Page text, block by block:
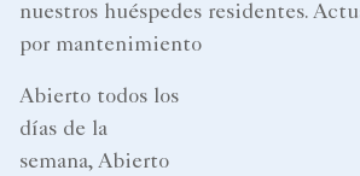
nuestros huéspedes residentes.
por mantenimiento
Abierto todos los
días de la
semana, Abierto